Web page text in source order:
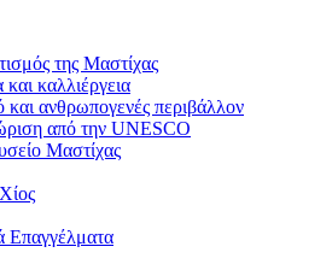
της Μαστίχας
και καλλιέργεια
και ανθρωπογενές περιβάλλον
από την UNESCO
Μαστίχας
Επαγγέλματα